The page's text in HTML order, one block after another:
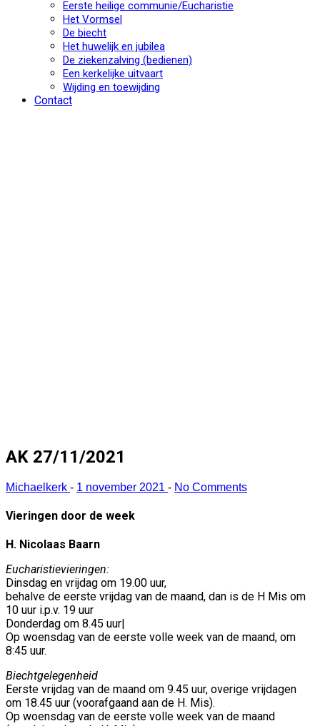
Eerste heilige communie/Eucharistie
Het Vormsel
De biecht
Het huwelijk en jubilea
De ziekenzalving (bedienen)
Een kerkelijke uitvaart
Wijding en toewijding
Contact
AK 27/11/2021
Michaelkerk - 1 november 2021 - No Comments
Vieringen door de week
H. Nicolaas Baarn
Eucharistievieringen:
Dinsdag en vrijdag om 19.00 uur,
behalve de eerste vrijdag van de maand, dan is de H Mis om
10 uur i.p.v. 19 uur
Donderdag om 8.45 uur|
Op woensdag van de eerste volle week van de maand, om
8:45 uur.
Biechtgelegenheid
Eerste vrijdag van de maand om 9.45 uur, overige vrijdagen
om 18.45 uur (voorafgaand aan de H. Mis).
Op woensdag van de eerste volle week van de maand